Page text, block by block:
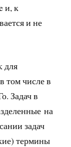
и, к
и не
для
том числе в
Задач в
на
задач
термины